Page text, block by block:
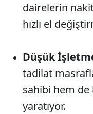
dairelerin
hızlı el
Düşük
tadilat
sahibi hem de
yaratıyor.